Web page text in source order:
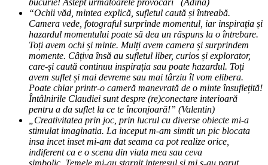
“Ochii văd, mintea explică, sufletul caută și întreabă.
Camera vede, fotograful surprinde momentul, iar inspirația și
hazardul momentului poate să dea un răspuns la o întrebare.
Toți avem ochi și minte. Mulți avem camera și surprindem
momente. Câțiva însă au sufletul liber, curios și explorator,
care-și caută continuu inspirația sau poate hazardul. Toți
avem suflet și mai devreme sau mai târziu îl vom elibera.
Poate chiar printr-o cameră manevrată de o minte însuflețită!
Întâlnirile Claudiei sunt despre (re)conectare interioară
pentru a da suflet la ce te înconjoară!” (Valentin)
„Creativitatea prin joc, prin lucrul cu diverse obiecte mi-a
stimulat imaginatia. La inceput m-am simtit un pic blocata
insa incet inset mi-am dat seama ca pot realize orice,
indiferent ca e o scena din viata mea sau ceva
simbolic. Temele mi-au starnit interesul si mi s-au parut